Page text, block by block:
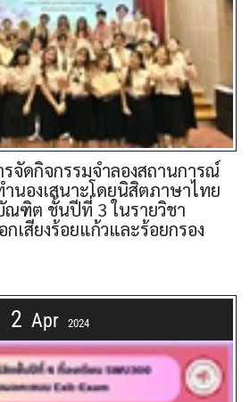
จัดกิจกรรมจำลองสถานการณ์
นองเสนาะโดยนิสิตภาษาไทย
ฑิต ชั้นปีที่ 3 ในรายวิชา
เสียงร้อยแก้วและร้อยกรอง
2 Apr 2024